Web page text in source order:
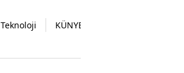
Teknoloji KÜNYE